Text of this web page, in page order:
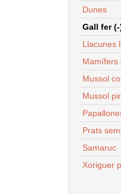
Dunes
Gall fer (-
Llacunes
Mamífers
Mussol
Mussol
Prats
Samaruc
Xoriguer